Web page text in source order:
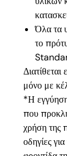
Όλα τα
το
μόνο με
*Η εγγύηση
που
χρήση της
οδηγίες